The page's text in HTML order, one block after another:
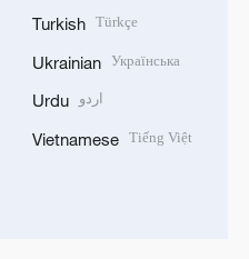
Turkish Türkçe
Ukrainian Українська
Urdu اردو
Vietnamese Tiếng Việt